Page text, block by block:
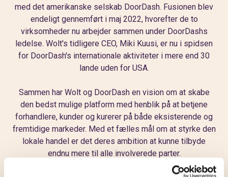
med det amerikanske selskab DoorDash. Fusionen blev
endeligt gennemført i maj 2022, hvorefter de to
virksomheder nu arbejder sammen under DoorDashs
ledelse. Wolt's tidligere CEO, Miki Kuusi, er nu i spidsen
for DoorDash's internationale aktiviteter i mere end 30
lande uden for USA.
Sammen har Wolt og DoorDash en vision om at skabe
den bedst mulige platform med henblik på at betjene
forhandlere, kunder og kurerer på både eksisterende og
fremtidige markeder. Med et fælles mål om at styrke den
lokale handel er det deres ambition at kunne tilbyde
endnu mere til alle involverede parter.